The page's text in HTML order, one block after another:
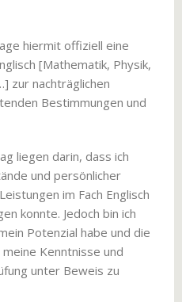
hiermit offiziell eine
[Mathematik, Physik,
zur nachträglichen
Bestimmungen und
liegen darin, dass ich
und persönlicher
im Fach Englisch
konnte. Jedoch bin ich
Potenzial habe und die
Kenntnisse und
unter Beweis zu